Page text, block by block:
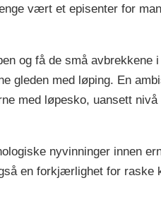
vært et episenter for
og få de små avbrekkene
gleden med løping. En
med løpesko, uansett nivå
nyvinninger innen
en forkjærlighet for raske